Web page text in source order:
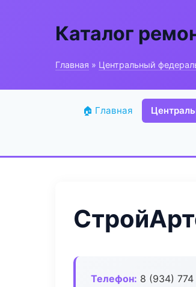
Каталог
Главная » Центральный
🏠 Главная
Телефон: 8 (934) 774